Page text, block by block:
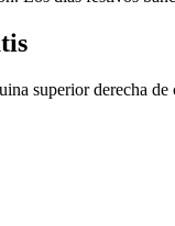
superior derecha